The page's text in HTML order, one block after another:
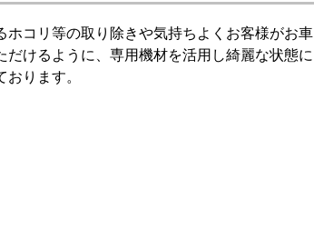
ホコリ等の取り除きや気持ちよくお客様がお車
だけるように、専用機材を活用し綺麗な状態に
おります。